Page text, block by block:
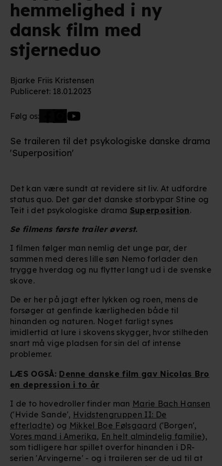
hemmelighed i ny
dansk film med
stjerneduo
Bjarke Friis Kristensen
Publiceret: 18.01.2023
Følg os:
Se traileren til det psykologiske danske drama
'Superposition'
Det kan være sundt at revidere sit liv. At udfordre
status quo. Det gør det danske storbypar Stine og
Teit i det psykologiske drama Superposition.
Se filmens første trailer øverst.
I filmen følger man nemlig det unge par, der
sammen med deres lille søn Nemo forlader den
trygge hverdag og nu flytter langt ud i de svenske
skove.
De er her på jagt efter lykken og roen, mens de
forsøger at genfinde kærligheden både til
hinanden og naturen. Noget farligt synes
imidlertid at lure i skovens skygger, hvor stilheden
snart må vige pladsen for sin del af intense
problemer.
LÆS OGSÅ: Denne danske film gav Nicolas Bro
en depression i to år
I de to hovedroller finder man Marie Bach Hansen
('Hvide Sande', Hvidstengruppen II: De
efterladte) og Mikkel Boe Følsgaard ('Borgen',
Vores mand i Amerika, En helt almindelig familie),
som tidligere har spillet overfor hinanden i DR-
serien 'Arvingerne' - og i traileren ser de ud til at